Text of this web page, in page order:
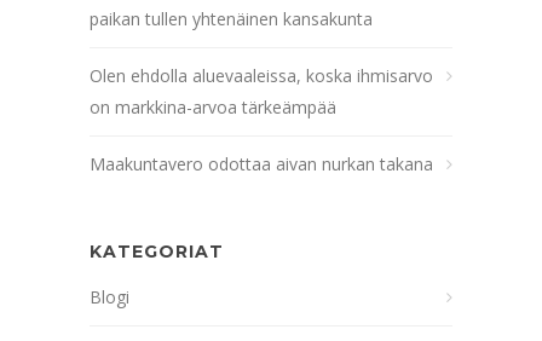
paikan tullen yhtenäinen kansakunta
Olen ehdolla aluevaaleissa, koska ihmisarvo
on markkina-arvoa tärkeämpää
Maakuntavero odottaa aivan nurkan takana
KATEGORIAT
Blogi